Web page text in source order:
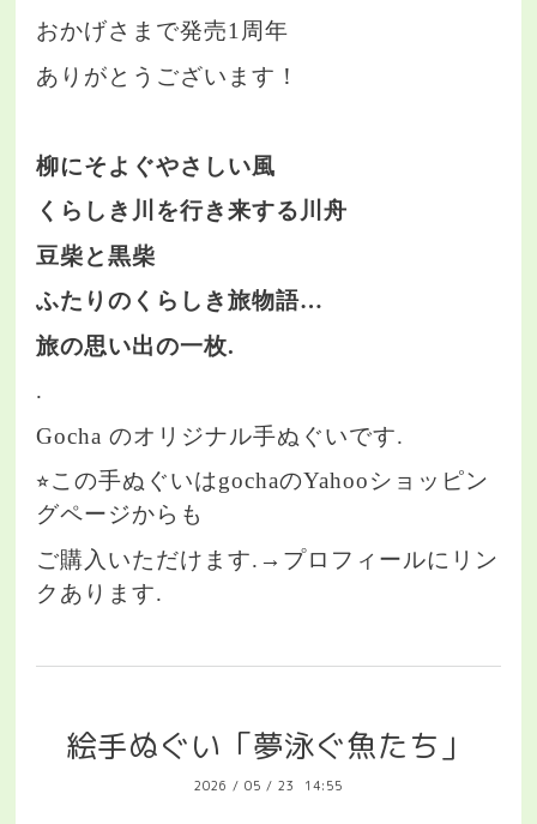
おかげさまで発売1周年
ありがとうございます！
柳にそよぐやさしい風
くらしき川を行き来する川舟
豆柴と黒柴
ふたりのくらしき旅物語…
旅の思い出の一枚.
.
Gocha のオリジナル手ぬぐいです.
⭐︎この手ぬぐいはgochaのYahooショッピン
グページからも
ご購入いただけます.→プロフィールにリン
クあります.
絵手ぬぐい「夢泳ぐ魚たち」
2026 / 05 / 23 14:55